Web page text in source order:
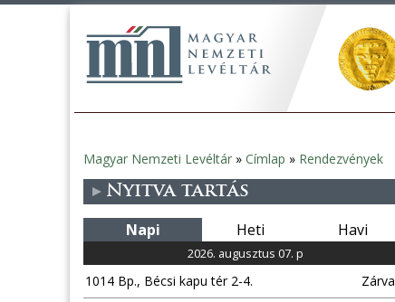
Jelenlegi
hely
Magyar Nemzeti Levéltár » Címlap » Rendezvények
Nyitva tartás
Napi Heti Havi
2026. augusztus 07. p
1014 Bp., Bécsi kapu tér 2-4.
Zárva